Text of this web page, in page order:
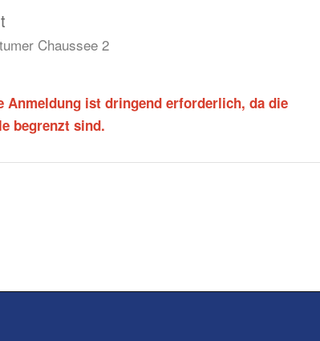
Chaussee 2
Anmeldung ist dringend erforderlich, da die
begrenzt sind.